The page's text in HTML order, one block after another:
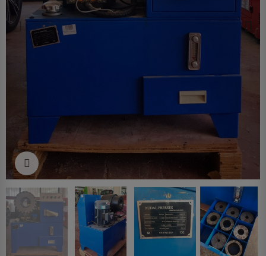
Clicca per allargare